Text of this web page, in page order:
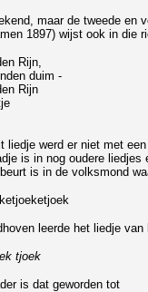
maar de tweede en
1897) wijst ook in die
Rijn,
duim -
Rijn
liedje werd er niet met
is in nog oudere
is in de volksmond
leerde het liedje
tjoek
is dat geworden tot